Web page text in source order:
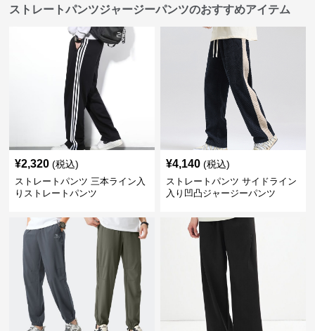
ストレートパンツジャージーパンツのおすすめアイテム
¥2,320 (税込)
ストレートパンツ 三本ライン入
りストレートパンツ
¥4,140 (税込)
ストレートパンツ サイドライン
入り凹凸ジャージーパンツ